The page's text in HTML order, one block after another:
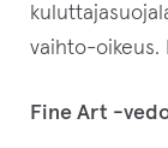
vaihto-oikeus.
Fine Art -